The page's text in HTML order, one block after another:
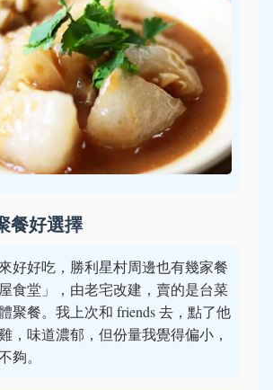
餐好選擇
好好吃，勝利星村周邊也有幾家餐
食堂」，由老宅改建，賣的是台菜
聚餐。我上次和 friends 去，點了他
，味道濃郁，但份量我覺得偏小，
夠。